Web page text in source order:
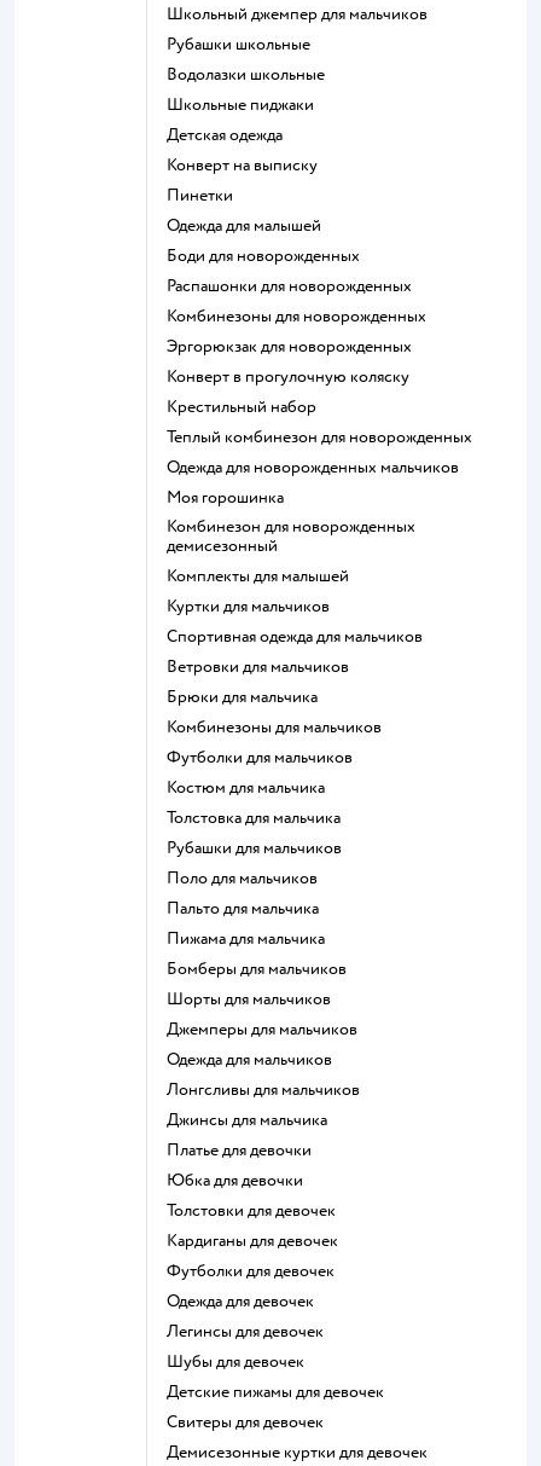
Школьный джемпер для мальчиков
Рубашки школьные
Водолазки школьные
Школьные пиджаки
Детская одежда
Конверт на выписку
Пинетки
Одежда для малышей
Боди для новорожденных
Распашонки для новорожденных
Комбинезоны для новорожденных
Эргорюкзак для новорожденных
Конверт в прогулочную коляску
Крестильный набор
Теплый комбинезон для новорожденных
Одежда для новорожденных мальчиков
Моя горошинка
Комбинезон для новорожденных
демисезонный
Комплекты для малышей
Куртки для мальчиков
Спортивная одежда для мальчиков
Ветровки для мальчиков
Брюки для мальчика
Комбинезоны для мальчиков
Футболки для мальчиков
Костюм для мальчика
Толстовка для мальчика
Рубашки для мальчиков
Поло для мальчиков
Пальто для мальчика
Пижама для мальчика
Бомберы для мальчиков
Шорты для мальчиков
Джемперы для мальчиков
Одежда для мальчиков
Лонгсливы для мальчиков
Джинсы для мальчика
Платье для девочки
Юбка для девочки
Толстовки для девочек
Кардиганы для девочек
Футболки для девочек
Одежда для девочек
Легинсы для девочек
Шубы для девочек
Детские пижамы для девочек
Свитеры для девочек
Демисезонные куртки для девочек